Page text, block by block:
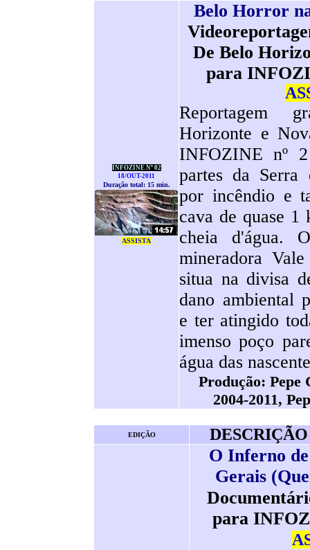
INFOZINE Nº 02
18/OUT-2011
Duração total: 15 min.
ASSISTA
Belo Horror
De Belo
para
Reportagem
Horizonte e
INFOZINE nº
partes da Serra
por incêndio e
cava de quase 1
cheia d'água.
mineradora
situa na divisa
dano ambiental
e ter atingido
imenso poço
água das
Produção: Pepe
2004-2011,
EDIÇÃO
O Inferno
Gerais (
para